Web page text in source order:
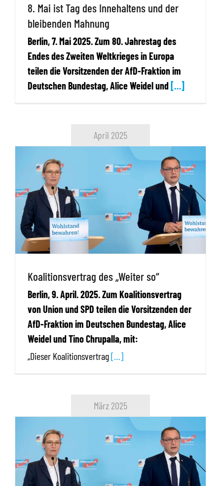
8. Mai ist Tag des Innehaltens und der
bleibenden Mahnung
Berlin, 7. Mai 2025. Zum 80. Jahrestag des
Endes des Zweiten Weltkrieges in Europa
teilen die Vorsitzenden der AfD-Fraktion im
Deutschen Bundestag, Alice Weidel und […]
April 2025
Koalitionsvertrag des „Weiter so“
Berlin, 9. April. 2025. Zum Koalitionsvertrag
von Union und SPD teilen die Vorsitzenden der
AfD-Fraktion im Deutschen Bundestag, Alice
Weidel und Tino Chrupalla, mit:
„Dieser Koalitionsvertrag[…]
März 2025